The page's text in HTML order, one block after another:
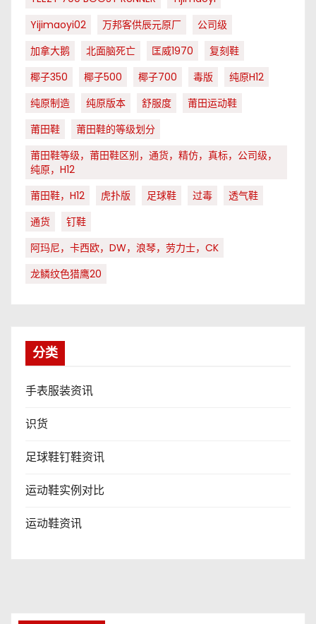
Yijimaoyi02
万邦客供辰元原厂
公司级
加拿大鹅
北面脑死亡 匡威1970
复刻鞋
椰子350
椰子500 椰子700 毒版
纯原H12
纯原制造
纯原版本 舒服度
莆田运动鞋
莆田鞋
莆田鞋的等级划分
莆田鞋等级，莆田鞋区别，通货，精仿，真标，公司级，
纯原，H12
莆田鞋，H12
虎扑版 足球鞋 过毒
透气鞋
通货
钉鞋
阿玛尼，卡西欧，DW，浪琴，劳力士，CK
龙鳞纹色猎鹰20
分类
手表服装资讯
识货
足球鞋钉鞋资讯
运动鞋实例对比
运动鞋资讯